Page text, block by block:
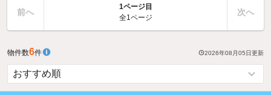
前へ
1ページ目
全1ページ
次へ
物件数6件 2026年08月05日更新